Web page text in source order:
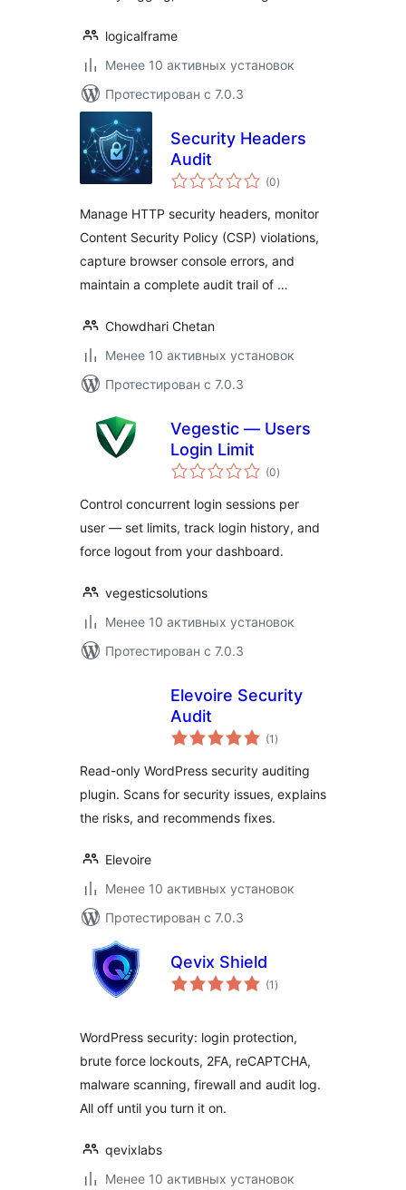
logicalframe
Менее 10 активных установок
Протестирован с 7.0.3
Security Headers
Audit
(0общий
рейтинг
)
Manage HTTP security headers, monitor
Content Security Policy (CSP) violations,
capture browser console errors, and
maintain a complete audit trail of …
Chowdhari Chetan
Менее 10 активных установок
Протестирован с 7.0.3
Vegestic — Users
Login Limit
(0общий
рейтинг
)
Control concurrent login sessions per
user — set limits, track login history, and
force logout from your dashboard.
vegesticsolutions
Менее 10 активных установок
Протестирован с 7.0.3
Elevoire Security
Audit
(1 общий
рейтинг
)
Read-only WordPress security auditing
plugin. Scans for security issues, explains
the risks, and recommends fixes.
Elevoire
Менее 10 активных установок
Протестирован с 7.0.3
Qevix Shield
(1 общий
рейтинг
)
WordPress security: login protection,
brute force lockouts, 2FA, reCAPTCHA,
malware scanning, firewall and audit log.
All off until you turn it on.
qevixlabs
Менее 10 активных установок